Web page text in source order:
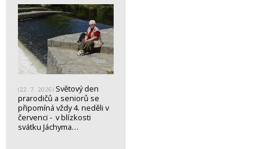
(22. 7. 2026) Světový den
prarodičů a seniorů se
připomíná vždy 4. neděli v
červenci - v blízkosti
svátku Jáchyma…